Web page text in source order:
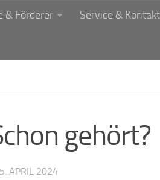
& Förderer Service & Kontakt
gehört?
5. APRIL 2024